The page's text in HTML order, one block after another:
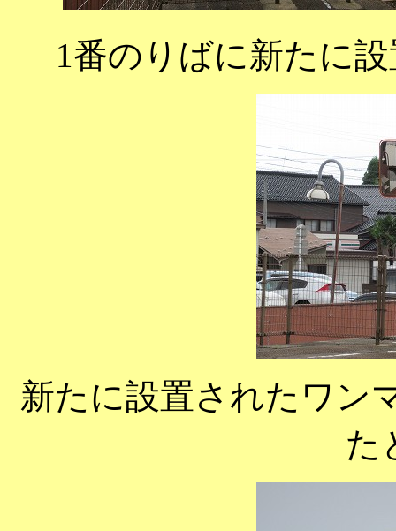
1番のりばに新たに
新たに設置されたワン
た